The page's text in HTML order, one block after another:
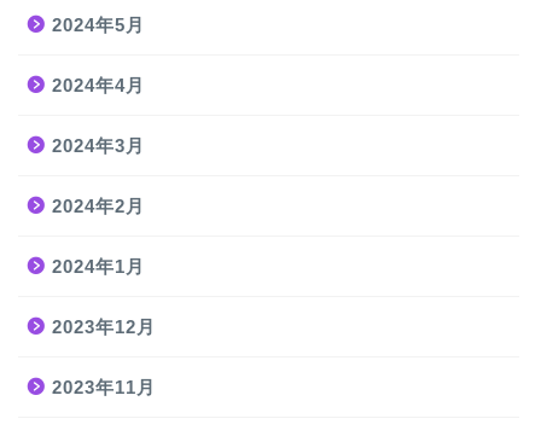
2024年5月
2024年4月
2024年3月
2024年2月
2024年1月
2023年12月
2023年11月